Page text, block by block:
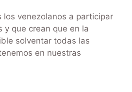
los venezolanos a participar
y que crean que en la
solventar todas las
en nuestras